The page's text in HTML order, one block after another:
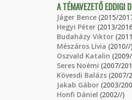
A TÉMAVEZETŐ EDDIGI
Jáger Bence (2015/
Hegyi Péter (2013/
Budaházy Viktor
Mészáros Lívia (2010//)
Oszvald Katalin
Seres Noémi (2007/
Kövesdi Balázs (2007/
Jakab Gábor (2003/
Honfi Dániel (2002//)